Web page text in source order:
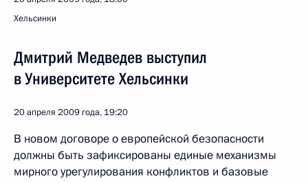
Хельсинки
Дмитрий Медведев выступил
в Университете Хельсинки
20 апреля 2009 года, 19:20
В новом договоре о европейской безопасности
должны быть зафиксированы единые механизмы
мирного урегулирования конфликтов и базовые